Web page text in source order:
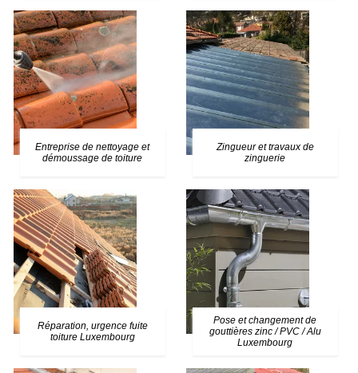
Entreprise de nettoyage et
démoussage de toiture
Zingueur et travaux de
zinguerie
Réparation, urgence fuite
toiture Luxembourg
Pose et changement de
gouttières zinc / PVC / Alu
Luxembourg